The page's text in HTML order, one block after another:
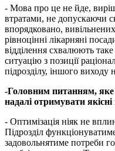
- Мова про це не йде,
втратами, не допускаючи
впорядковано,
рівноцінні лікарняні
відділення схвалюють
ситуацію з позиції
підрозділу, іншого виходу
-Головним питанням, яке
надалі отримувати
- Оптимізація ніяк не
Підрозділ
задовольнятиме потреби